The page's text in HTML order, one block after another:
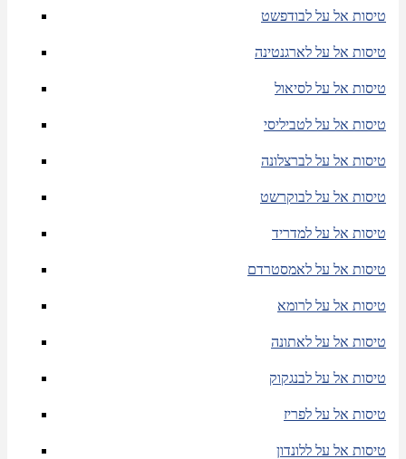
טיסות אל על לבודפשט
טיסות אל על לארגנטינה
טיסות אל על לסיאול
טיסות אל על לטביליסי
טיסות אל על לברצלונה
טיסות אל על לבוקרשט
טיסות אל על למדריד
טיסות אל על לאמסטרדם
טיסות אל על לרומא
טיסות אל על לאתונה
טיסות אל על לבנגקוק
טיסות אל על לפריז
טיסות אל על ללונדון